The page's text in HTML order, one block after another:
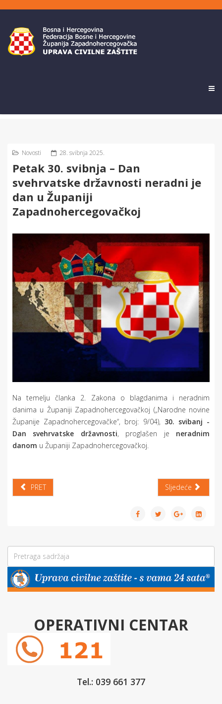
Novosti 28. svibnja 2025.
Petak 30. svibnja – Dan
svehrvatske državnosti neradni je
dan u Županiji
Zapadnohercegovačkoj
Na temelju članka 2. Zakona o blagdanima i neradnim
danima u Županiji Zapadnohercegovačkoj („Narodne novine
Županije Zapadnohercegovačke“, broj: 9/04), 30. svibanj -
Dan svehrvatske državnosti, proglašen je neradnim
danom u Županiji Zapadnohercegovačkoj.
PRET Sljedeće
OPERATIVNI CENTAR
Tel.: 039 661 377